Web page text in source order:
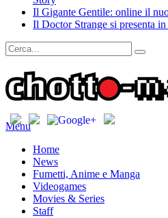
Il Gigante Gentile: online il
Il Doctor Strange si presenta
Menu
Home
News
Fumetti, Anime e Manga
Videogames
Movies & Series
Staff